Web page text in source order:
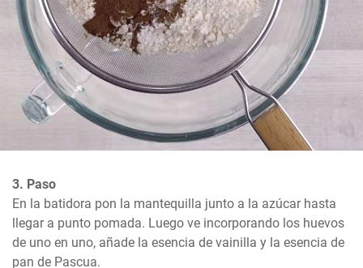
3. Paso
En la batidora pon la mantequilla junto a la azúcar hasta
llegar a punto pomada. Luego ve incorporando los huevos
de uno en uno, añade la esencia de vainilla y la esencia de
pan de Pascua.